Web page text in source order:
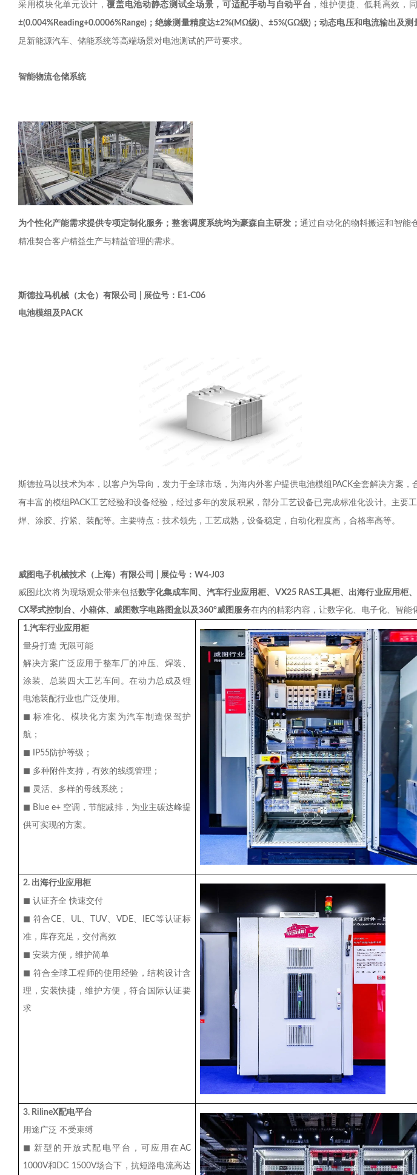
采用模块化单元设计，覆盖电池动静态测试全场景，可适配手动与自动平台 ，维护便捷、低耗高效，
±(0.004%Reading+0.0006%Range) ；绝缘测量精度达±2%(MΩ级)、 ±5%(GΩ级)；动态电压和电流输出及测
足新能源汽车、储能系统等高端场景对电池测试的严苛要求。
智能物流仓储系统
为个性化产能需求提供专项定制化服务；整套调度系统均为豪森自主研发； 通过自动化的物料搬运和智能
精准契合客户精益生产与精益管理的需求。
斯德拉马机械（太仓）有限公司 展位号： E1-C06
电池模组及 PACK
斯德拉马以技术为本，以客户为导向，发力于全球市场，为海内外客户提供电池模组 PACK全套解决方案，
有丰富的模组 PACK工艺经验和设备经验，经过多年的发展积累，部分工艺设备已完成标准化设计。主要
焊、涂胶、拧紧、装配等。主要特点：技术领先，工艺成熟，设备稳定，自动化程度高，合格率高等。
威图电子机械技术（上海）有限公司 展位号： W4-J03
威图此次将为现场观众带来包括数字化集成车间、汽车行业应用柜、 VX25 RAS工具柜、出海行业应用柜、
CX琴式控制台、小箱体、威图数字电路图盒以及360°威图服务在内的精彩内容，让数字化、电子化、智能
1.汽车行业应用柜
量身打造 无限可能
解决方案广泛应用于整车厂的冲压、焊装、
涂装、总装四大工艺车间。在动力总成及锂
电池装配行业也广泛使用。
◼ 标准化、模块化方案为汽车制造保驾护
航；
◼ IP55防护等级；
◼ 多种附件支持，有效的线缆管理；
◼ 灵活、多样的母线系统；
◼ Blue e+ 空调，节能减排，为业主碳达峰提
供可实现的方案。
2. 出海行业应用柜
◼ 认证齐全 快速交付
◼ 符合CE、 UL、 TUV、 VDE、 IEC等认证标
准，库存充足，交付高效
◼ 安装方便，维护简单
◼ 符合全球工程师的使用经验，结构设计含
理，安装快捷，维护方便，符合国际认证要
求
3. RilineX配电平台
用途广泛 不受束缚
◼ 新型的开放式配电平台，可应用在AC
1000V和 DC 1500V场合下，抗短路电流高达